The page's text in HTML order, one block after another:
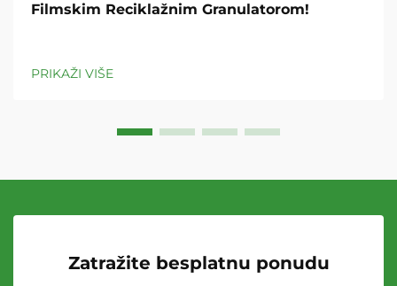
Filmskim Reciklažnim Granulatorom!
PRIKAŽI VIŠE
Zatražite besplatnu ponudu